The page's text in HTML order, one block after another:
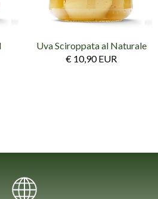
Uva Sciroppata al Naturale
€ 10,90 EUR